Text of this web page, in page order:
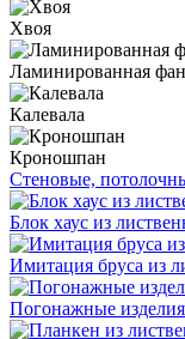
Хвоя
Ламинированная
Калевала
Кроношпан
Стеновые,
Блок хаус из
Имитация бруса из
Погонажные